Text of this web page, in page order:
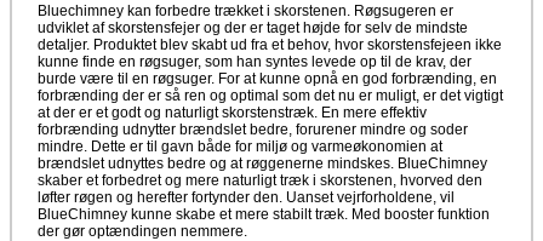
Bluechimney kan forbedre trækket i skorstenen. Røgsugeren er
udviklet af skorstensfejer og der er taget højde for selv de mindste
detaljer. Produktet blev skabt ud fra et behov, hvor skorstensfejeen ikke
kunne finde en røgsuger, som han syntes levede op til de krav, der
burde være til en røgsuger. For at kunne opnå en god forbrænding, en
forbrænding der er så ren og optimal som det nu er muligt, er det vigtigt
at der er et godt og naturligt skorstenstræk. En mere effektiv
forbrænding udnytter brændslet bedre, forurener mindre og soder
mindre. Dette er til gavn både for miljø og varmeøkonomien at
brændslet udnyttes bedre og at røggenerne mindskes. BlueChimney
skaber et forbedret og mere naturligt træk i skorstenen, hvorved den
løfter røgen og herefter fortynder den. Uanset vejrforholdene, vil
BlueChimney kunne skabe et mere stabilt træk. Med booster funktion
der gør optændingen nemmere.